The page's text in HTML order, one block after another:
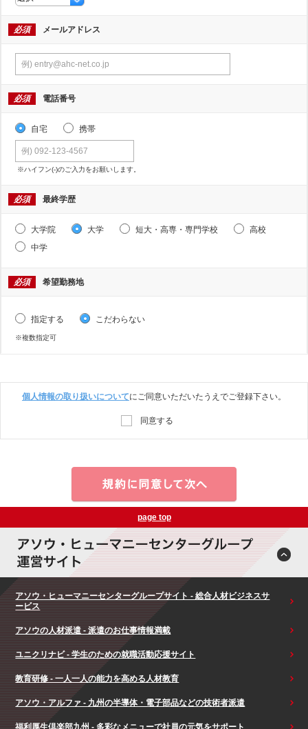
必須 メールアドレス
必須 電話番号
自宅 携帯
※ハイフン(-)のご入力をお願いします。
必須 最終学歴
大学院 大学 短大・高専・専門学校
高校
中学
必須 希望勤務地
指定する こだわらない
※複数指定可
個人情報の取り扱いについてにご同意いただいたうえでご登録下さい。
同意する
page top
アソウ・ヒューマニーセンターグループサイト - 総合人材ビジネスサ
ービス
アソウの人材派遣 - 派遣のお仕事情報満載
ユニクリナビ - 学生のための就職活動応援サイト
教育研修 - 一人一人の能力を高める人材教育
アソウ・アルファ - 九州の半導体・電子部品などの技術者派遣
福利厚生倶楽部九州 - 多彩なメニューで社員の元気をサポート